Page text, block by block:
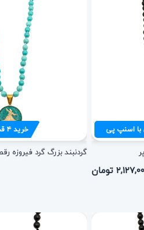
اسنپ پی
تومان
خرید۴
گردنبند بزرگ گرد فیروزه